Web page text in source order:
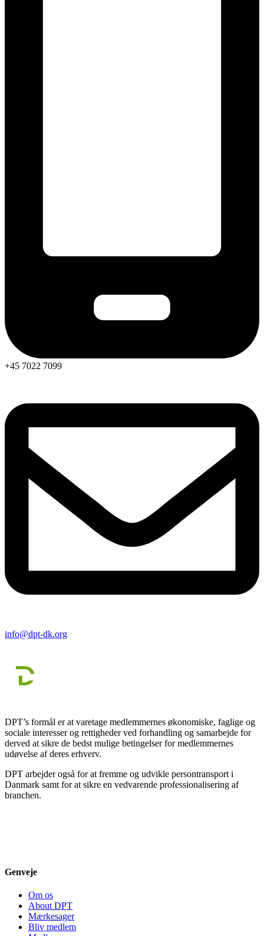
+45 7022 7099
info@dpt-dk.org
DPT’s formål er at varetage medlemmernes økonomiske, faglige og
sociale interesser og rettigheder ved forhandling og samarbejde for
derved at sikre de bedst mulige betingelser for medlemmernes
udøvelse af deres erhverv.
DPT arbejder også for at fremme og udvikle persontransport i
Danmark samt for at sikre en vedvarende professionalisering af
branchen.
Genveje
Om os
About DPT
Mærkesager
Bliv medlem